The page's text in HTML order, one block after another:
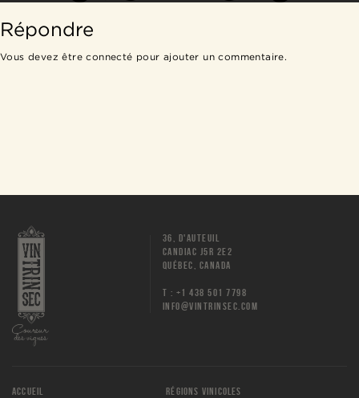
Répondre
Vous devez êtreconnecté pour ajouter un commentaire.
36, D'AUTEUIL
CANDIAC J5R 2E2
QUÉBEC, CANADA
T : +1 438 501 7798
INFO@VINTRINSEC.COM
ACCUEIL RÉGIONS VINICOLES